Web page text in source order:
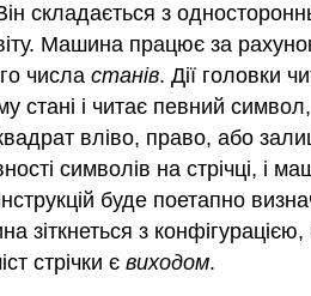
складається з
Машина працює за
числа станів. Дії головки
стані і читає певний
вліво, право, або
символів на стрічці, і
буде поетапно
з конфігурацією, в
стрічки є виходом.